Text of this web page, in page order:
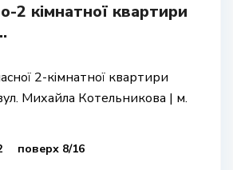
2 кімнатної квартири
2-кімнатної квартири
Михайла Котельникова | м.
поверх 8/16